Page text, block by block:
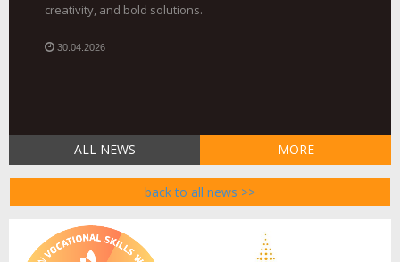
creativity, and bold solutions.
30.04.2026
ALL NEWS MORE
back to all news >>